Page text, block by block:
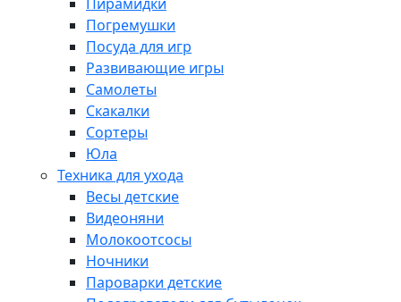
Погремушки
Посуда для игр
Развивающие игры
Самолеты
Скакалки
Сортеры
Юла
Техника для ухода
Весы детские
Видеоняни
Молокоотсосы
Ночники
Пароварки детские